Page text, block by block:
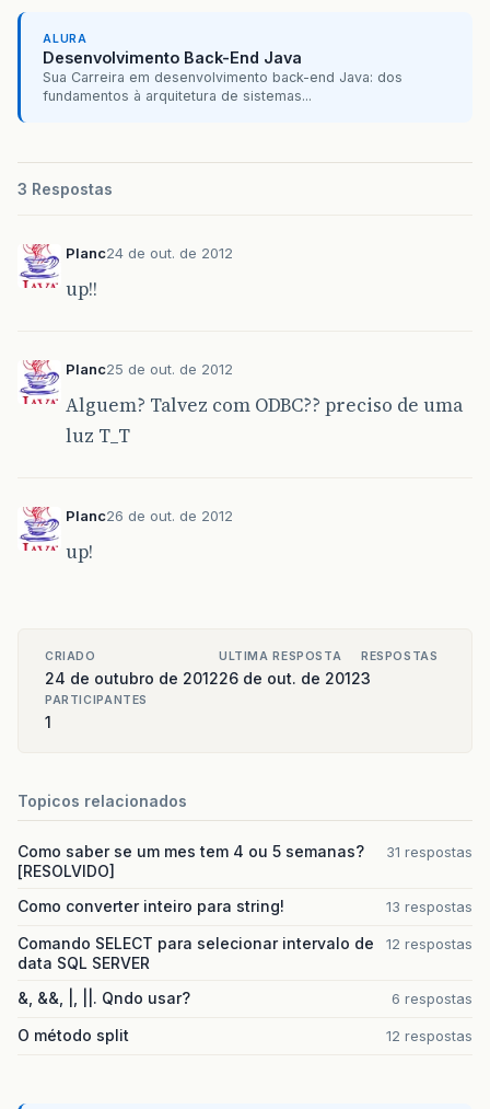
ALURA
Desenvolvimento Back-End Java
Sua Carreira em desenvolvimento back-end Java: dos
fundamentos à arquitetura de sistemas...
3 Respostas
Planc24 de out. de 2012
up!!
Planc25 de out. de 2012
Alguem? Talvez com ODBC?? preciso de uma
luz T_T
Planc26 de out. de 2012
up!
CRIADO
24 de outubro de 2012
ULTIMA RESPOSTA
26 de out. de 2012
RESPOSTAS
3
PARTICIPANTES
1
Topicos relacionados
Como saber se um mes tem 4 ou 5 semanas?
[RESOLVIDO]
31 respostas
Como converter inteiro para string! 13 respostas
Comando SELECT para selecionar intervalo de
data SQL SERVER
12 respostas
&, &&, |, ||. Qndo usar? 6 respostas
O método split 12 respostas